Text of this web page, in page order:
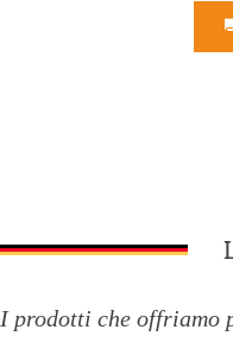
I prodotti che offriamo